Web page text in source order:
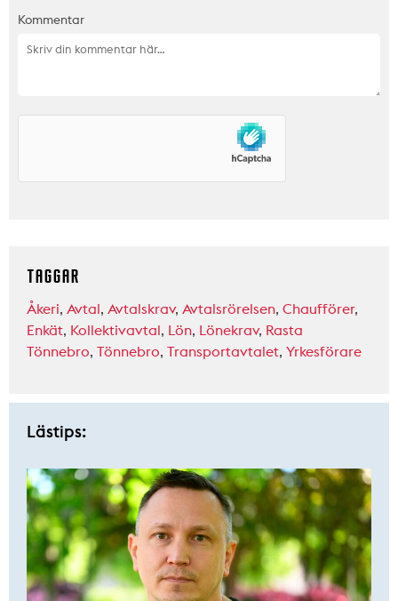
Kommentar
TAGGAR
Åkeri, Avtal, Avtalskrav, Avtalsrörelsen, Chaufförer,
Enkät, Kollektivavtal, Lön, Lönekrav, Rasta
Tönnebro, Tönnebro, Transportavtalet, Yrkesförare
Lästips: